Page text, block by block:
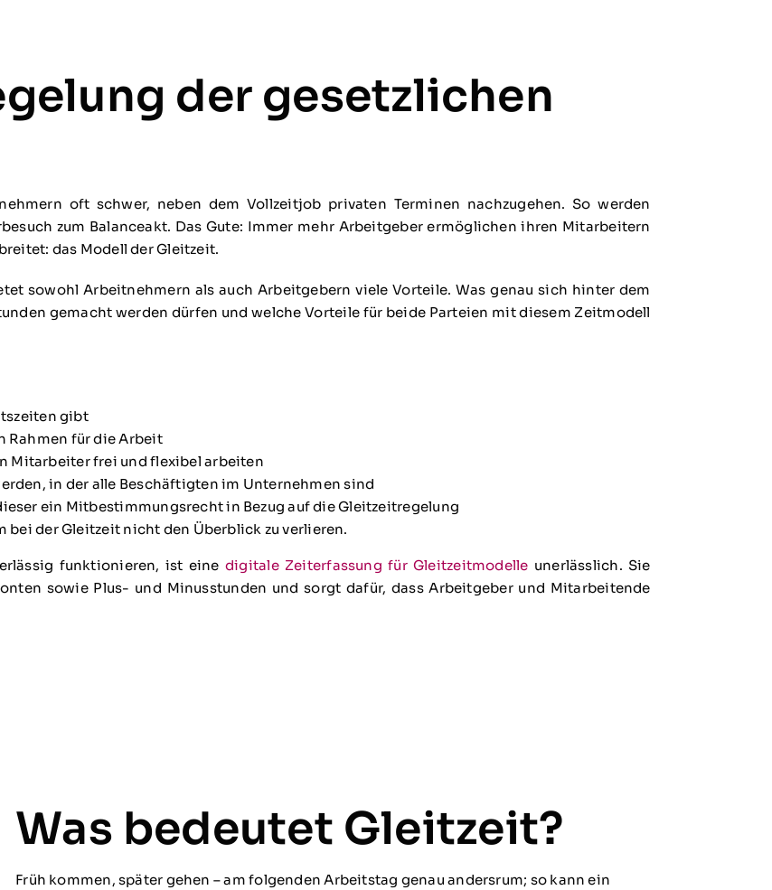
der gesetzlichen
oft schwer, neben dem Vollzeitjob privaten Terminen nachzugehen. So werden
zum Balanceakt. Das Gute: Immer mehr Arbeitgeber ermöglichen ihren Mitarbeitern
das Modell der Gleitzeit.
sowohl Arbeitnehmern als auch Arbeitgebern viele Vorteile. Was genau sich hinter dem
gemacht werden dürfen und welche Vorteile für beide Parteien mit diesem Zeitmodell
gibt
Rahmen für die Arbeit
Mitarbeiter frei und flexibel arbeiten
in der alle Beschäftigten im Unternehmen sind
ein Mitbestimmungsrecht in Bezug auf die Gleitzeitregelung
der Gleitzeit nicht den Überblick zu verlieren.
funktionieren, ist eine digitale Zeiterfassung für Gleitzeitmodelle unerlässlich. Sie
sowie Plus- und Minusstunden und sorgt dafür, dass Arbeitgeber und Mitarbeitende
Was bedeutet Gleitzeit?
Früh kommen, später gehen – am folgenden Arbeitstag genau andersrum; so kann ein